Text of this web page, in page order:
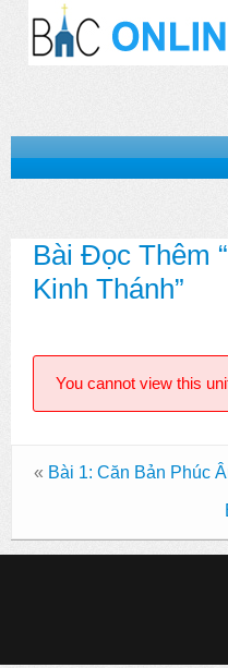
Basic Doctrines
Khóa Học “Giới
Khóa Học “Mục Vụ
Bài Đọc Thêm
Kinh Thánh”
You cannot view this
« Bài 1: Căn Bản Phúc